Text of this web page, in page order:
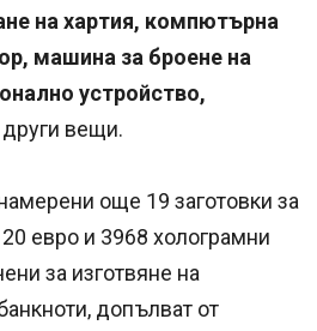
на хартия, компютърна
машина за броене на
устройство,
други вещи.
още 19 заготовки за
евро и 3968 холограмни
за изготвяне на
допълват от